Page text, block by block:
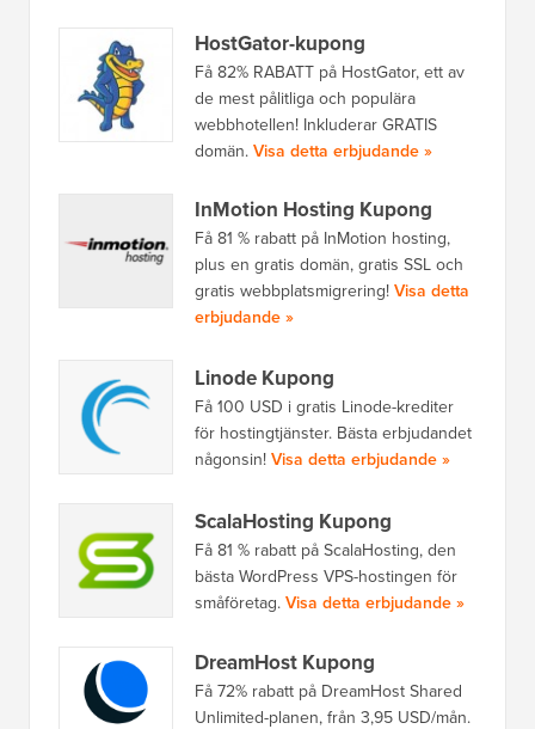
HostGator-kupong
Få 82% RABATT på HostGator, ett av
de mest pålitliga och populära
webbhotellen! Inkluderar GRATIS
domän.Visa detta erbjudande »
InMotion Hosting Kupong
Få 81 % rabatt på InMotion hosting,
plus en gratis domän, gratis SSL och
gratis webbplatsmigrering!Visa detta
erbjudande »
Linode Kupong
Få 100 USD i gratis Linode-krediter
för hostingtjänster. Bästa erbjudandet
någonsin!Visa detta erbjudande »
ScalaHosting Kupong
Få 81 % rabatt på ScalaHosting, den
bästa WordPress VPS-hostingen för
småföretag.Visa detta erbjudande »
DreamHost Kupong
Få 72% rabatt på DreamHost Shared
Unlimited-planen, från 3,95 USD/mån.